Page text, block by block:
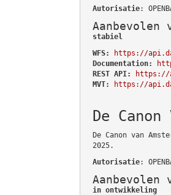
Autorisatie:
stabiel
WFS:
https://
Documentation:
REST API:
https://
MVT:
https://
De Canon
De Canon van
2025.
Autorisatie:
in ontwikkeling